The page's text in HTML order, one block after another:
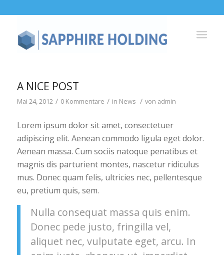
A NICE POST
Mai 24, 2012 / 0 Kommentare / in News / von admin
Lorem ipsum dolor sit amet, consectetuer
adipiscing elit. Aenean commodo ligula eget dolor.
Aenean massa. Cum sociis natoque penatibus et
magnis dis parturient montes, nascetur ridiculus
mus. Donec quam felis, ultricies nec, pellentesque
eu, pretium quis, sem.
Nulla consequat massa quis enim.
Donec pede justo, fringilla vel,
aliquet nec, vulputate eget, arcu. In